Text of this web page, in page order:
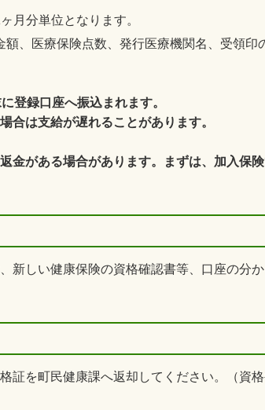
月分単位となります。
、医療保険点数、発行医療機関名、受領印
登録口座へ振込まれます。
合は支給が遅れることがあります。
金がある場合があります。まずは、加入保
新しい健康保険の資格確認書等、口座の分
証を町民健康課へ返却してください。（資